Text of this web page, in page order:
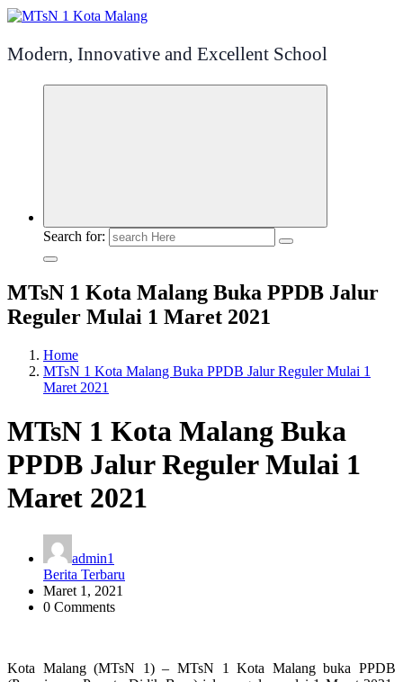
Modern, Innovative and Excellent School
Search for:
MTsN 1 Kota Malang Buka PPDB Jalur
Reguler Mulai 1 Maret 2021
Home
MTsN 1 Kota Malang Buka PPDB Jalur Reguler Mulai 1
Maret 2021
MTsN 1 Kota Malang Buka
PPDB Jalur Reguler Mulai 1
Maret 2021
admin1
Berita Terbaru
Maret 1, 2021
0 Comments
Kota Malang (MTsN 1) – MTsN 1 Kota Malang buka PPDB